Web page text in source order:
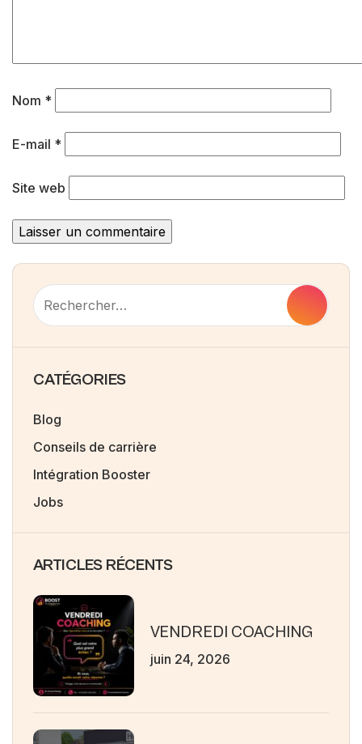
Nom *
E-mail *
Site web
CATÉGORIES
Blog
Conseils de carrière
Intégration Booster
Jobs
ARTICLES RÉCENTS
VENDREDI COACHING
juin 24, 2026